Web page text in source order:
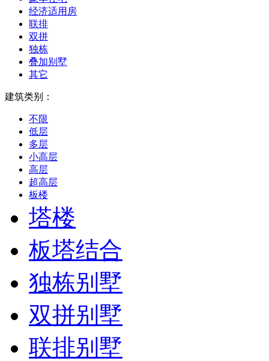
经济适用房
联排
双拼
独栋
叠加别墅
其它
建筑类别：
不限
低层
多层
小高层
高层
超高层
板楼
塔楼
板塔结合
独栋别墅
双拼别墅
联排别墅